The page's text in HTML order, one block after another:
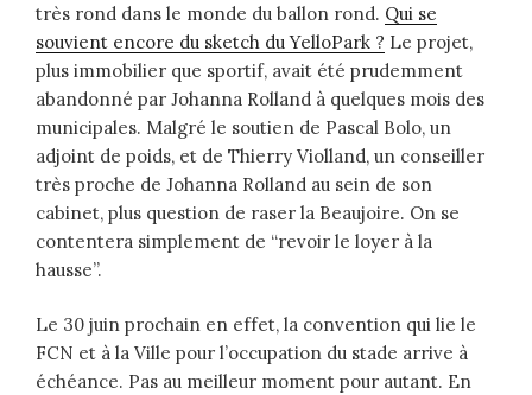
très rond dans le monde du ballon rond. Qui se
souvient encore du sketch du YelloPark ? Le projet,
plus immobilier que sportif, avait été prudemment
abandonné par Johanna Rolland à quelques mois des
municipales. Malgré le soutien de Pascal Bolo, un
adjoint de poids, et de Thierry Violland, un conseiller
très proche de Johanna Rolland au sein de son
cabinet, plus question de raser la Beaujoire. On se
contentera simplement de “revoir le loyer à la
hausse”.
Le 30 juin prochain en effet, la convention qui lie le
FCN et à la Ville pour l’occupation du stade arrive à
échéance. Pas au meilleur moment pour autant. En